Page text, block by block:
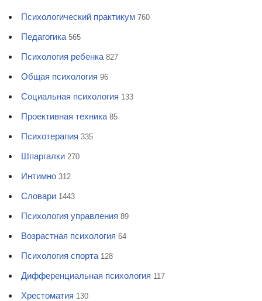
Психологический практикум 760
Педагогика 565
Психология ребенка 827
Общая психология 96
Социальная психология 133
Проективная техника 85
Психотерапия 335
Шпаргалки 270
Интимно 312
Словари 1443
Психология управления 89
Возрастная психология 64
Психология спорта 128
Дифференциальная психология 117
Хрестоматия 130